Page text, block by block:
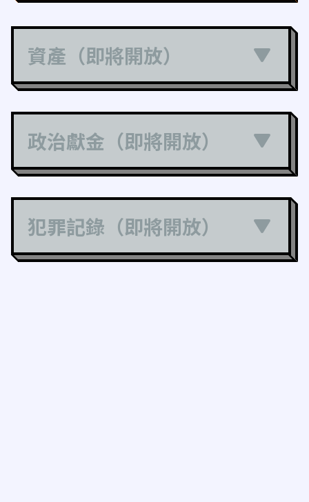
資產（即將開放）
政治獻金（即將開放）
犯罪記錄（即將開放）